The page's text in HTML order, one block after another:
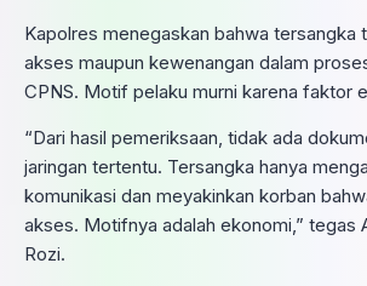
Kapolres menegaskan bahwa tersangka
akses maupun kewenangan dalam
CPNS. Motif pelaku murni karena faktor
“Dari hasil pemeriksaan, tidak ada
jaringan tertentu. Tersangka hanya
komunikasi dan meyakinkan korban
akses. Motifnya adalah ekonomi,” tegas
Rozi.